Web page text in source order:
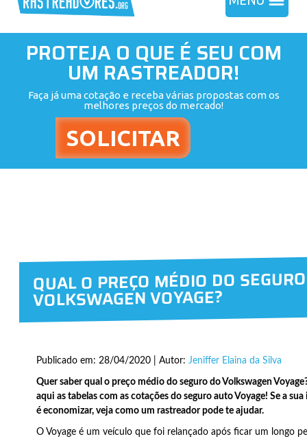
PROTEJA O QUE É SEU COM
UM RASTREADOR!
Faça já uma cotação e receba várias propostas com os
melhores preços do mercado!
QUAL O PREÇO MÉDIO DO
VOLKSWAGEN VOYAGE?
Publicado em: 28/04/2020 | Autor: Jeniffer Elaina da Silva
Quer saber qual o preço médio do seguro do Volkswagen
aqui as tabelas com as cotações do seguro auto Voyage! Se a
é economizar, veja como um rastreador pode te ajudar.
O Voyage é um veículo que foi relançado após ficar um longo